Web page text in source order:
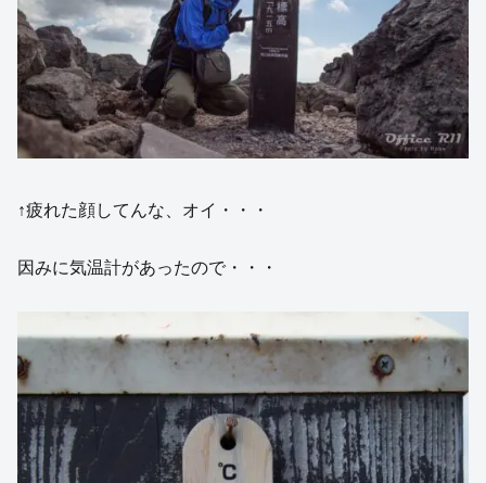
↑疲れた顔してんな、オイ・・・
因みに気温計があったので・・・